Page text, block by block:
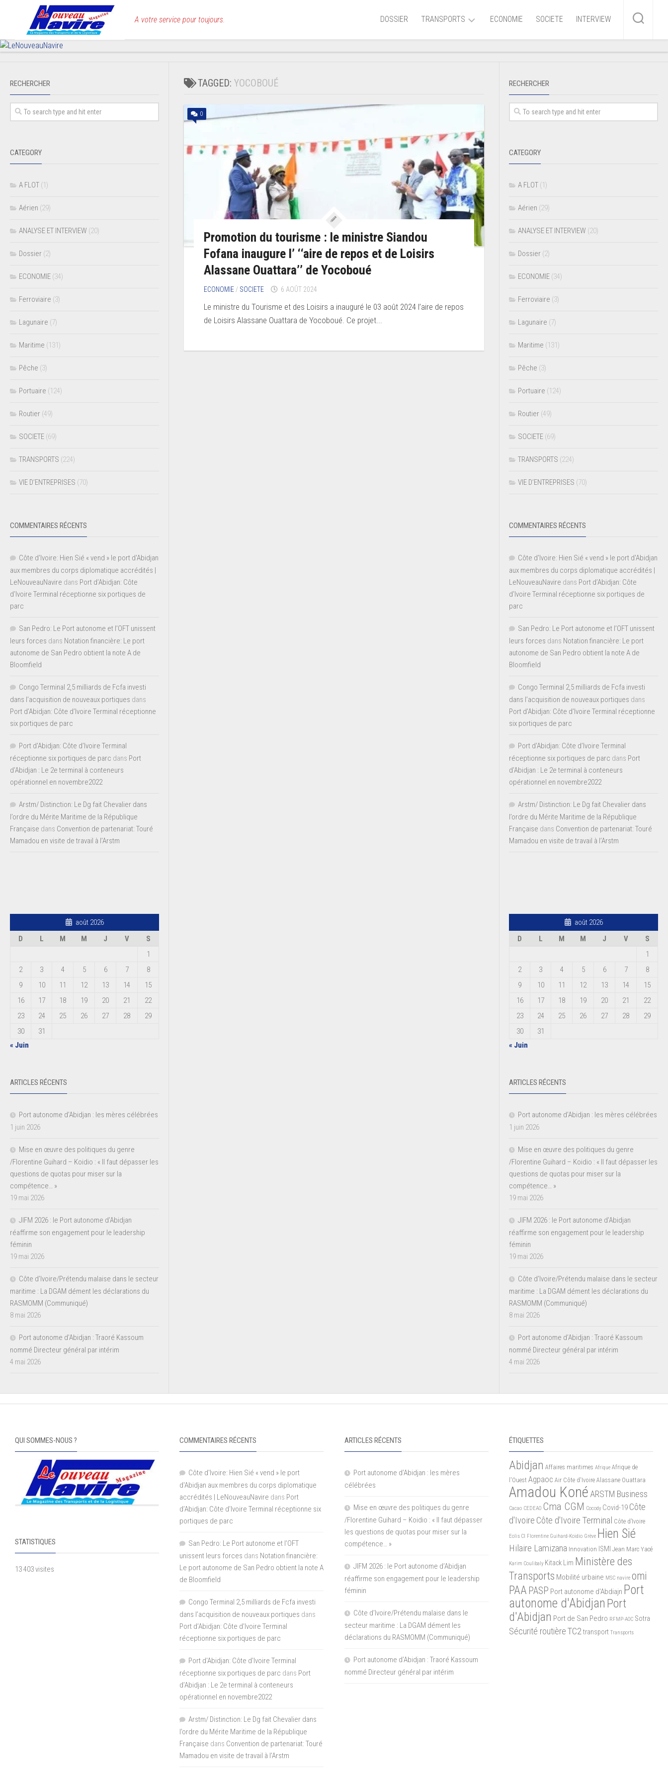
A votre service pour toujours. DOSSIER TRANSPORTS
Aérien
Ferroviaire
Lagunaire
ECONOMIE SOCIETE INTERVIEW
TAGGED: YOCOBOUÉ
0
Promotion du tourisme : le ministre Siandou
Fofana inaugure l’ ‘‘aire de repos et de Loisirs
Alassane Ouattara’’ de Yocoboué
ECONOMIE / SOCIETE 6 AOÛT 2024
Le ministre du Tourisme et des Loisirs a inauguré le 03 août 2024 l’aire de repos
de Loisirs Alassane Ouattara de Yocoboué. Ce projet...
RECHERCHER
CATEGORY
A FLOT (1)
Aérien (29)
ANALYSE ET INTERVIEW (20)
Dossier (2)
ECONOMIE (34)
Ferroviaire (3)
Lagunaire (7)
Maritime (131)
Pêche (3)
Portuaire (124)
Routier (49)
SOCIETE (69)
TRANSPORTS (224)
VIE D’ENTREPRISES (70)
COMMENTAIRES RÉCENTS
Côte d'Ivoire: Hien Sié « vend » le port d'Abidjan
aux membres du corps diplomatique accrédités |
LeNouveauNavire dans Port d’Abidjan: Côte
d’Ivoire Terminal réceptionne six portiques de
parc
San Pedro: Le Port autonome et l’OFT unissent
leurs forces dans Notation financière: Le port
autonome de San Pedro obtient la note A de
Bloomfield
Congo Terminal 2,5 milliards de Fcfa investi
dans l’acquisition de nouveaux portiques dans
Port d’Abidjan: Côte d’Ivoire Terminal réceptionne
six portiques de parc
Port d'Abidjan: Côte d’Ivoire Terminal
réceptionne six portiques de parc dans Port
d’Abidjan : Le 2e terminal à conteneurs
opérationnel en novembre2022
Arstm/ Distinction: Le Dg fait Chevalier dans
l’ordre du Mérite Maritime de la République
Française dans Convention de partenariat: Touré
Mamadou en visite de travail à l’Arstm
août 2026
D
L M M J V
S
1
2
3 4 5 6 7
8
9
10 11 12 13 14
15
16
17 18 19 20 21
22
23
24 25 26 27 28
29
30
31
« Juin
ARTICLES RÉCENTS
Port autonome d’Abidjan : les mères célébrées
1 juin 2026
Mise en œuvre des politiques du genre
/Florentine Guihard – Koidio : « Il faut dépasser les
questions de quotas pour miser sur la
compétence… »
19 mai 2026
JIFM 2026 : le Port autonome d’Abidjan
réaffirme son engagement pour le leadership
féminin
19 mai 2026
Côte d’Ivoire/Prétendu malaise dans le secteur
maritime : La DGAM dément les déclarations du
RASMOMM (Communiqué)
8 mai 2026
Port autonome d’Abidjan : Traoré Kassoum
nommé Directeur général par intérim
4 mai 2026
RECHERCHER
CATEGORY
A FLOT (1)
Aérien (29)
ANALYSE ET INTERVIEW (20)
Dossier (2)
ECONOMIE (34)
Ferroviaire (3)
Lagunaire (7)
Maritime (131)
Pêche (3)
Portuaire (124)
Routier (49)
SOCIETE (69)
TRANSPORTS (224)
VIE D’ENTREPRISES (70)
COMMENTAIRES RÉCENTS
Côte d'Ivoire: Hien Sié « vend » le port d'Abidjan
aux membres du corps diplomatique accrédités |
LeNouveauNavire dans Port d’Abidjan: Côte
d’Ivoire Terminal réceptionne six portiques de
parc
San Pedro: Le Port autonome et l’OFT unissent
leurs forces dans Notation financière: Le port
autonome de San Pedro obtient la note A de
Bloomfield
Congo Terminal 2,5 milliards de Fcfa investi
dans l’acquisition de nouveaux portiques dans
Port d’Abidjan: Côte d’Ivoire Terminal réceptionne
six portiques de parc
Port d'Abidjan: Côte d’Ivoire Terminal
réceptionne six portiques de parc dans Port
d’Abidjan : Le 2e terminal à conteneurs
opérationnel en novembre2022
Arstm/ Distinction: Le Dg fait Chevalier dans
l’ordre du Mérite Maritime de la République
Française dans Convention de partenariat: Touré
Mamadou en visite de travail à l’Arstm
août 2026
D
L M M J V
S
1
2
3 4 5 6 7
8
9
10 11 12 13 14
15
16
17 18 19 20 21
22
23
24 25 26 27 28
29
30
31
« Juin
ARTICLES RÉCENTS
Port autonome d’Abidjan : les mères célébrées
1 juin 2026
Mise en œuvre des politiques du genre
/Florentine Guihard – Koidio : « Il faut dépasser les
questions de quotas pour miser sur la
compétence… »
19 mai 2026
JIFM 2026 : le Port autonome d’Abidjan
réaffirme son engagement pour le leadership
féminin
19 mai 2026
Côte d’Ivoire/Prétendu malaise dans le secteur
maritime : La DGAM dément les déclarations du
RASMOMM (Communiqué)
8 mai 2026
Port autonome d’Abidjan : Traoré Kassoum
nommé Directeur général par intérim
4 mai 2026
QUI SOMMES-NOUS ?
STATISTIQUES
13 403 visites
COMMENTAIRES RÉCENTS
Côte d'Ivoire: Hien Sié « vend » le port
d'Abidjan aux membres du corps diplomatique
accrédités | LeNouveauNavire dans Port
d’Abidjan: Côte d’Ivoire Terminal réceptionne six
portiques de parc
San Pedro: Le Port autonome et l’OFT
unissent leurs forces dans Notation financière:
Le port autonome de San Pedro obtient la note A
de Bloomfield
Congo Terminal 2,5 milliards de Fcfa investi
dans l’acquisition de nouveaux portiques dans
Port d’Abidjan: Côte d’Ivoire Terminal
réceptionne six portiques de parc
Port d'Abidjan: Côte d’Ivoire Terminal
réceptionne six portiques de parc dans Port
d’Abidjan : Le 2e terminal à conteneurs
opérationnel en novembre2022
Arstm/ Distinction: Le Dg fait Chevalier dans
l’ordre du Mérite Maritime de la République
Française dans Convention de partenariat: Touré
Mamadou en visite de travail à l’Arstm
ARTICLES RÉCENTS
Port autonome d’Abidjan : les mères
célébrées
Mise en œuvre des politiques du genre
/Florentine Guihard – Koidio : « Il faut dépasser
les questions de quotas pour miser sur la
compétence… »
JIFM 2026 : le Port autonome d’Abidjan
réaffirme son engagement pour le leadership
féminin
Côte d’Ivoire/Prétendu malaise dans le
secteur maritime : La DGAM dément les
déclarations du RASMOMM (Communiqué)
Port autonome d’Abidjan : Traoré Kassoum
nommé Directeur général par intérim
ÉTIQUETTES
Abidjan Affaires maritimes Afrique Afrique de
l'Ouest Agpaoc Air Côte d'Ivoire Alassane Ouattara
Amadou Koné ARSTM Business
Cacao CEDEAO Cma CGM Cocody Covid-19 Côte
d'Ivoire Côte d'Ivoire Terminal Côte d’Ivoire
Eolis CI Florentine Guihard-Koidio Grève Hien Sié
Hilaire Lamizana Innovation ISMI Jean Marc Yacé
Karim Coulibaly Kitack Lim Ministère des
Transports Mobilité urbaine MSC navire omi
PAA PASP Port autonome d'Abdiajn Port
autonome d'Abidjan Port
d'Abidjan Port de San Pedro RFMP-AOC Sotra
Sécurité routièreTC2 transport Transports